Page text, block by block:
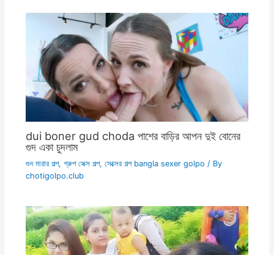
dui boner gud choda পাশের বাড়ির আপন দুই বোনের
গুদ একা চুদলাম
গুদ মারার গল্প, গ্রুপ সেক্স গল্প, সেক্সের গল্প bangla sexer golpo / By
chotigolpo.club